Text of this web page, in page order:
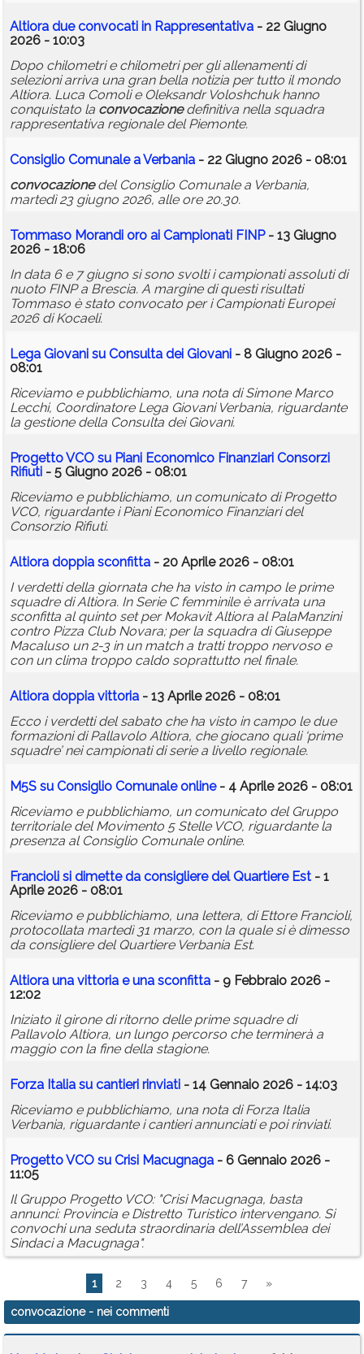
Altiora due convocati in Rappresentativa - 22 Giugno
2026 - 10:03
Dopo chilometri e chilometri per gli allenamenti di
selezioni arriva una gran bella notizia per tutto il mondo
Altiora. Luca Comoli e Oleksandr Voloshchuk hanno
conquistato la convocazionedefinitiva nella squadra
rappresentativa regionale del Piemonte.
Consiglio Comunale a Verbania - 22 Giugno 2026 - 08:01
convocazionedel Consiglio Comunale a Verbania,
martedì 23 giugno 2026, alle ore 20.30.
Tommaso Morandi oro ai Campionati FINP- 13 Giugno
2026 - 18:06
In data 6 e 7 giugno si sono svolti i campionati assoluti di
nuoto FINP a Brescia. A margine di questi risultati
Tommaso è stato convocato per i Campionati Europei
2026 di Kocaeli.
Lega Giovani su Consulta dei Giovani - 8 Giugno 2026 -
08:01
Riceviamo e pubblichiamo, una nota di Simone Marco
Lecchi, Coordinatore Lega Giovani Verbania, riguardante
la gestione della Consulta dei Giovani.
Progetto VCO su Piani Economico Finanziari Consorzi
Rifiuti - 5 Giugno 2026 - 08:01
Riceviamo e pubblichiamo, un comunicato di Progetto
VCO, riguardante i Piani Economico Finanziari del
Consorzio Rifiuti.
Altiora doppia sconfitta - 20 Aprile 2026 - 08:01
I verdetti della giornata che ha visto in campo le prime
squadre di Altiora. In Serie C femminile è arrivata una
sconfitta al quinto set per Mokavit Altiora al PalaManzini
contro Pizza Club Novara; per la squadra di Giuseppe
Macaluso un 2-3 in un match a tratti troppo nervoso e
con un clima troppo caldo soprattutto nel finale.
Altiora doppia vittoria - 13 Aprile 2026 - 08:01
Ecco i verdetti del sabato che ha visto in campo le due
formazioni di Pallavolo Altiora, che giocano quali ‘prime
squadre’ nei campionati di serie a livello regionale.
M5S su Consiglio Comunale online- 4 Aprile 2026 - 08:01
Riceviamo e pubblichiamo, un comunicato del Gruppo
territoriale del Movimento 5 Stelle VCO, riguardante la
presenza al Consiglio Comunale online.
Francioli si dimette da consigliere del Quartiere Est - 1
Aprile 2026 - 08:01
Riceviamo e pubblichiamo, una lettera, di Ettore Francioli,
protocollata martedì 31 marzo, con la quale si è dimesso
da consigliere del Quartiere Verbania Est.
Altiora una vittoria e una sconfitta - 9 Febbraio 2026 -
12:02
Iniziato il girone di ritorno delle prime squadre di
Pallavolo Altiora, un lungo percorso che terminerà a
maggio con la fine della stagione.
Forza Italia su cantieri rinviati - 14 Gennaio 2026 - 14:03
Riceviamo e pubblichiamo, una nota di Forza Italia
Verbania, riguardante i cantieri annunciati e poi rinviati.
Progetto VCO su Crisi Macugnaga - 6 Gennaio 2026 -
11:05
Il Gruppo Progetto VCO: "Crisi Macugnaga, basta
annunci: Provincia e Distretto Turistico intervengano. Si
convochi una seduta straordinaria dell’Assemblea dei
Sindaci a Macugnaga".
1 2 3 4 5 6 7 »
convocazione- nei commenti